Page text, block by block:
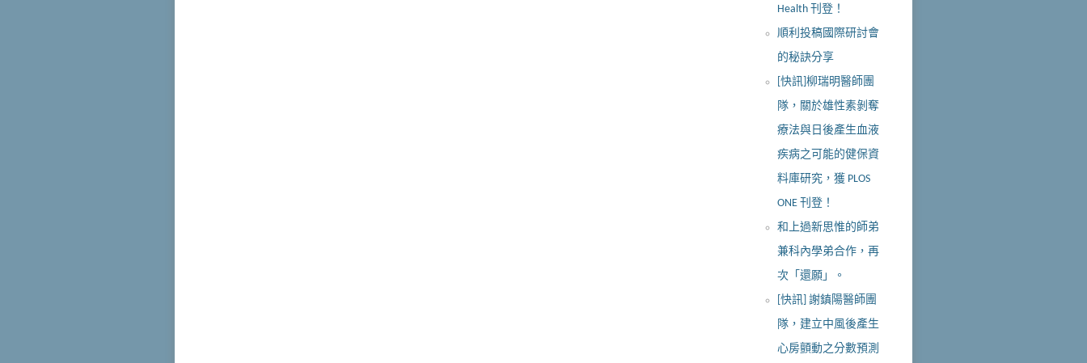
Health 刊登！
順利投稿國際研討會
的秘訣分享
[快訊]柳瑞明醫師團
隊，關於雄性素剝奪
療法與日後產生血液
疾病之可能的健保資
料庫研究，獲 PLOS
ONE 刊登！
和上過新思惟的師弟
兼科內學弟合作，再
次「還願」。
[快訊] 謝鎮陽醫師團
隊，建立中風後產生
心房顫動之分數預測